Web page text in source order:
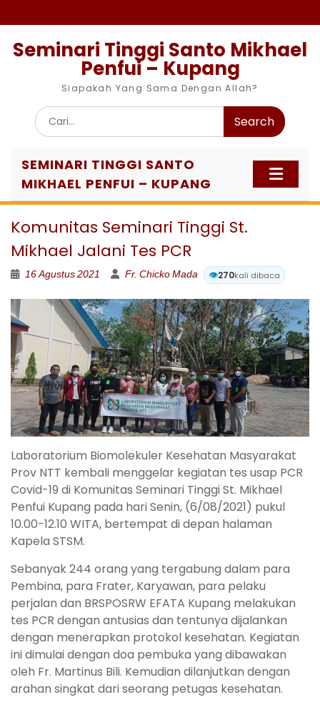
to
Seminari Tinggi Santo Mikhael
Penfui – Kupang
Siapakah Yang Sama Dengan Allah?
Search
for:
SEMINARI TINGGI SANTO
MIKHAEL PENFUI – KUPANG
Komunitas Seminari Tinggi St.
Mikhael Jalani Tes PCR
16 Agustus 2021 Fr. Chicko Mada 👁️270kali dibaca
Laboratorium Biomolekuler Kesehatan Masyarakat
Prov NTT kembali menggelar kegiatan tes usap PCR
Covid-19 di Komunitas Seminari Tinggi St. Mikhael
Penfui Kupang pada hari Senin, (6/08/2021) pukul
10.00-12.10 WITA, bertempat di depan halaman
Kapela STSM.
Sebanyak 244 orang yang tergabung dalam para
Pembina, para Frater, Karyawan, para pelaku
perjalan dan BRSPOSRW EFATA Kupang melakukan
tes PCR dengan antusias dan tentunya dijalankan
dengan menerapkan protokol kesehatan. Kegiatan
ini dimulai dengan doa pembuka yang dibawakan
oleh Fr. Martinus Bili. Kemudian dilanjutkan dengan
arahan singkat dari seorang petugas kesehatan.